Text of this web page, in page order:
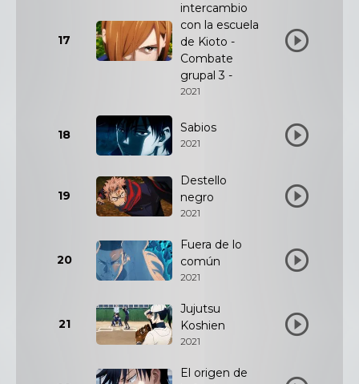
17
intercambio
con la escuela
de Kioto -
Combate
grupal 3 -
2021
18 Sabios
2021
19
Destello
negro
2021
20
Fuera de lo
común
2021
21
Jujutsu
Koshien
2021
El origen de